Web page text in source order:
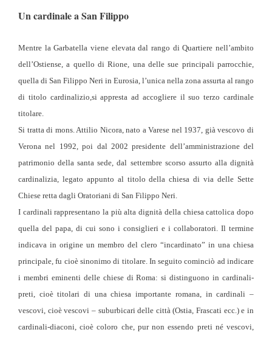
Un cardinale a San Filippo
Mentre la Garbatella viene elevata dal rango di Quartiere nell’ambito
dell’Ostiense, a quello di Rione, una delle sue principali parrocchie,
quella di San Filippo Neri in Eurosia, l’unica nella zona assurta al rango
di titolo cardinalizio,si appresta ad accogliere il suo terzo cardinale
titolare.
Si tratta di mons. Attilio Nicora, nato a Varese nel 1937, già vescovo di
Verona nel 1992, poi dal 2002 presidente dell’amministrazione del
patrimonio della santa sede, dal settembre scorso assurto alla dignità
cardinalizia, legato appunto al titolo della chiesa di via delle Sette
Chiese retta dagli Oratoriani di San Filippo Neri.
I cardinali rappresentano la più alta dignità della chiesa cattolica dopo
quella del papa, di cui sono i consiglieri e i collaboratori. Il termine
indicava in origine un membro del clero “incardinato” in una chiesa
principale, fu cioè sinonimo di titolare. In seguito cominciò ad indicare
i membri eminenti delle chiese di Roma: si distinguono in cardinali-
preti, cioè titolari di una chiesa importante romana, in cardinali –
vescovi, cioè vescovi – suburbicari delle città (Ostia, Frascati ecc.) e in
cardinali-diaconi, cioè coloro che, pur non essendo preti né vescovi,